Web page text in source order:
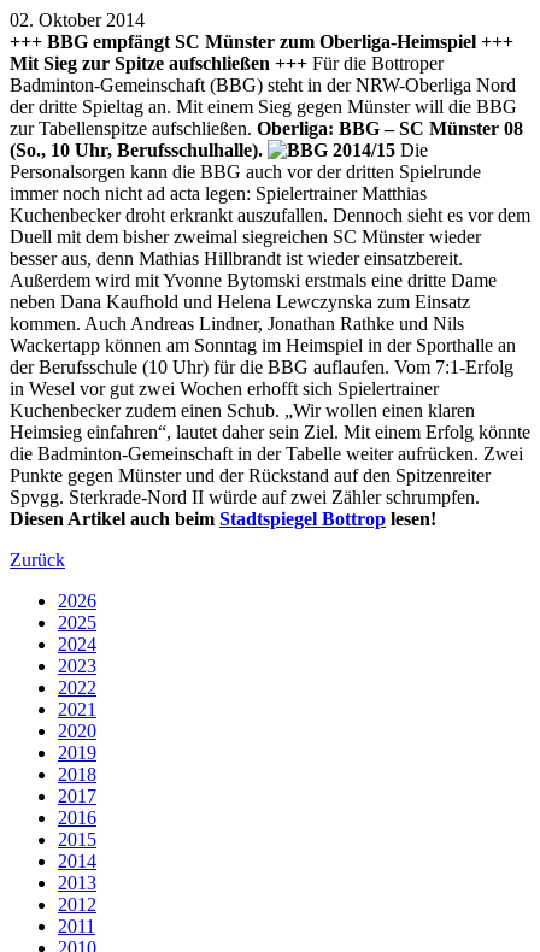
02. Oktober 2014
+++ BBG empfängt SC Münster zum Oberliga-Heimspiel +++
Mit Sieg zur Spitze aufschließen +++ Für die Bottroper
Badminton-Gemeinschaft (BBG) steht in der NRW-Oberliga Nord
der dritte Spieltag an. Mit einem Sieg gegen Münster will die BBG
zur Tabellenspitze aufschließen. Oberliga: BBG – SC Münster 08
(So., 10 Uhr, Berufsschulhalle).
Die
Personalsorgen kann die BBG auch vor der dritten Spielrunde
immer noch nicht ad acta legen: Spielertrainer Matthias
Kuchenbecker droht erkrankt auszufallen. Dennoch sieht es vor dem
Duell mit dem bisher zweimal siegreichen SC Münster wieder
besser aus, denn Mathias Hillbrandt ist wieder einsatzbereit.
Außerdem wird mit Yvonne Bytomski erstmals eine dritte Dame
neben Dana Kaufhold und Helena Lewczynska zum Einsatz
kommen. Auch Andreas Lindner, Jonathan Rathke und Nils
Wackertapp können am Sonntag im Heimspiel in der Sporthalle an
der Berufsschule (10 Uhr) für die BBG auflaufen. Vom 7:1-Erfolg
in Wesel vor gut zwei Wochen erhofft sich Spielertrainer
Kuchenbecker zudem einen Schub. „Wir wollen einen klaren
Heimsieg einfahren“, lautet daher sein Ziel. Mit einem Erfolg könnte
die Badminton-Gemeinschaft in der Tabelle weiter aufrücken. Zwei
Punkte gegen Münster und der Rückstand auf den Spitzenreiter
Spvgg. Sterkrade-Nord II würde auf zwei Zähler schrumpfen.
Diesen Artikel auch beim Stadtspiegel Bottrop lesen!
Zurück
2026
2025
2024
2023
2022
2021
2020
2019
2018
2017
2016
2015
2014
2013
2012
2011
2010